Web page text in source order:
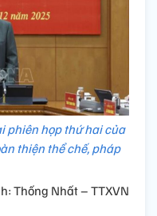
phiên họp thứ hai của
thiện thể chế, pháp
Thống Nhất – TTXVN